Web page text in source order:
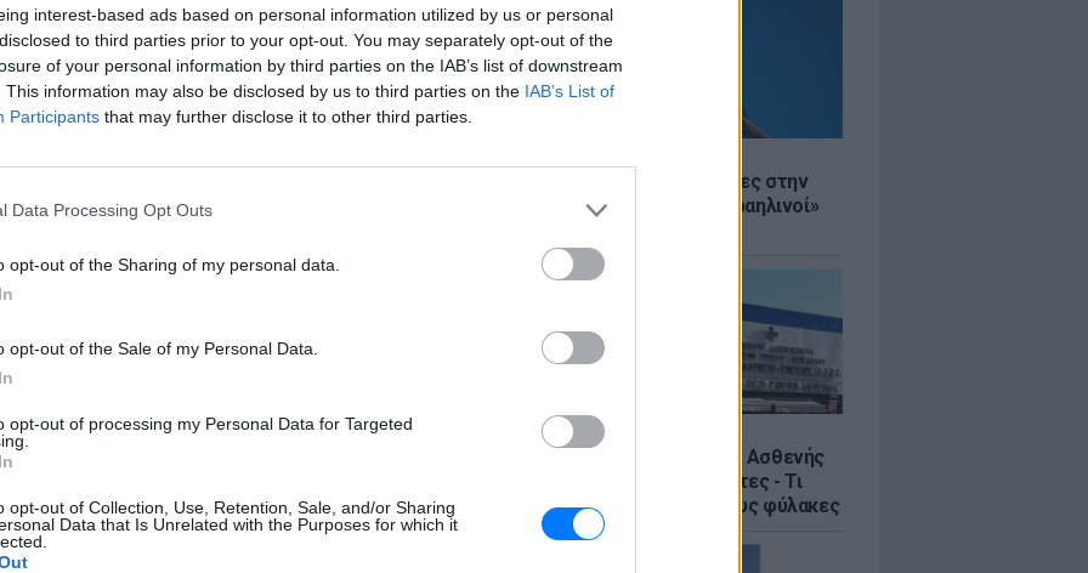
interest-based ads based on personal information utilized by us or personal
to third parties prior to your opt-out. You may separately opt-out of the
of your personal information by third parties on the IAB’s list of downstream
This information may also be disclosed by us to third parties on the IAB’s List of
Participants that may further disclose it to other third parties.
Data Processing Opt Outs
opt-out of the Sharing of my personal data.
opt-out of the Sale of my Personal Data.
opt-out of processing my Personal Data for Targeted
opt-out of Collection, Use, Retention, Sale, and/or Sharing
Data that Is Unrelated with the Purposes for which it
Ισραηλινό ΥΠΕΞ προς τουρίστες στην
Ελλάδα: «Κρύψτε ότι είστε Ισραηλινοί»
ΕΙΔΗΣΕΙΣ
Επίθεση στον Ερυθρό Σταυρό: Ασθενής
χτύπησε νοσηλεύτρια σε πόρτες - Τι
καταγγέλλει η ΠΟΕΔΗΝ για τους φύλακες
στο
για